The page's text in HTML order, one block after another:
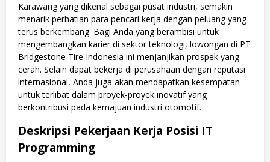
Karawang yang dikenal sebagai pusat industri, semakin
menarik perhatian para pencari kerja dengan peluang yang
terus berkembang. Bagi Anda yang berambisi untuk
mengembangkan karier di sektor teknologi, lowongan di PT
Bridgestone Tire Indonesia ini menjanjikan prospek yang
cerah. Selain dapat bekerja di perusahaan dengan reputasi
internasional, Anda juga akan mendapatkan kesempatan
untuk terlibat dalam proyek-proyek inovatif yang
berkontribusi pada kemajuan industri otomotif.
Deskripsi Pekerjaan Kerja Posisi IT
Programming